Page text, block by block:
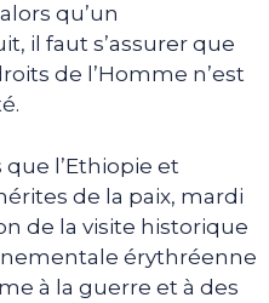
qu’un
il faut s’assurer que
de l’Homme n’est
l’Ethiopie et
de la paix, mardi
de la visite historique
érythréenne
à la guerre et à des